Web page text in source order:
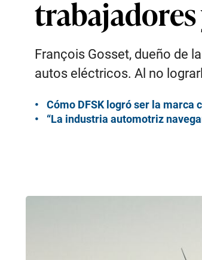
François Gosset, dueño de
autos eléctricos. Al no
Cómo DFSK logró ser la marca
“La industria automotriz